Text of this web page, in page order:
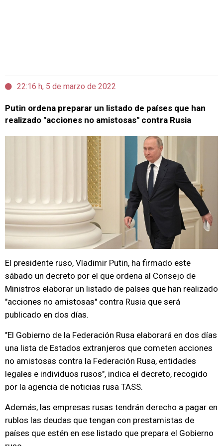
22:16 h, 5 de marzo de 2022
Putin ordena preparar un listado de países que han
realizado "acciones no amistosas" contra Rusia
El presidente ruso, Vladimir Putin, ha firmado este
sábado un decreto por el que ordena al Consejo de
Ministros elaborar un listado de países que han realizado
"acciones no amistosas" contra Rusia que será
publicado en dos días.
"El Gobierno de la Federación Rusa elaborará en dos días
una lista de Estados extranjeros que cometen acciones
no amistosas contra la Federación Rusa, entidades
legales e individuos rusos", indica el decreto, recogido
por la agencia de noticias rusa TASS.
Además, las empresas rusas tendrán derecho a pagar en
rublos las deudas que tengan con prestamistas de
países que estén en ese listado que prepara el Gobierno